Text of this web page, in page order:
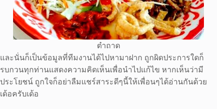
ตำถาด
และนั่นก็เป็นข้อมูลที่ทีมงานได้ไปหามาฝาก ถูกผิดประการใดก็
รบกวนทุกท่านแสดงความคิดเห็นเพื่อนำไปแก้ไข หากเห็นว่ามี
ประโยชน์ ถูกใจก็อย่าลืมแชร์สาระดีๆนี้ให้เพื่อนๆได้อ่านกันด้วย
เด้อครับเด้อ